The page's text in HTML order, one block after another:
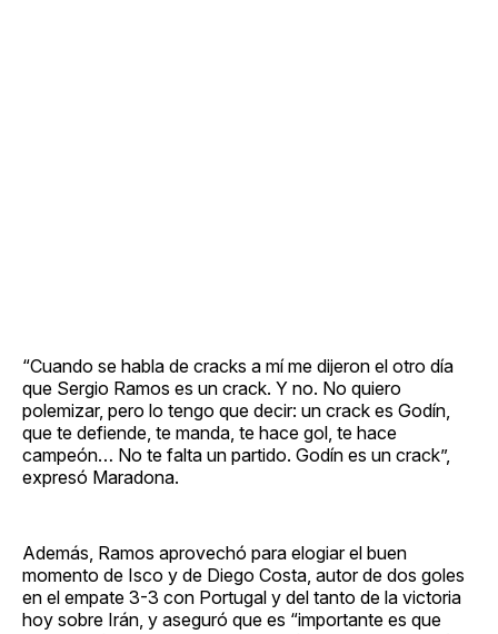
“Cuando se habla de cracks a mí me dijeron el otro día
que Sergio Ramos es un crack. Y no. No quiero
polemizar, pero lo tengo que decir: un crack es Godín,
que te defiende, te manda, te hace gol, te hace
campeón… No te falta un partido. Godín es un crack”,
expresó Maradona.
Además, Ramos aprovechó para elogiar el buen
momento de Isco y de Diego Costa, autor de dos goles
en el empate 3-3 con Portugal y del tanto de la victoria
hoy sobre Irán, y aseguró que es “importante es que